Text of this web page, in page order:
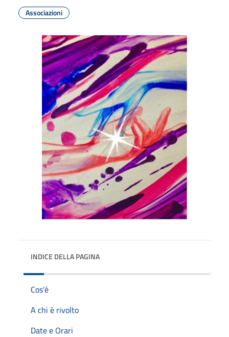
Associazioni
INDICE DELLA PAGINA
Cos'è
A chi è rivolto
Date e Orari